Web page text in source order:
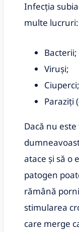
Infecția
multe lucruri:
Bacterii;
Viruși;
Ciuperci;
Paraziți
Dacă nu
atace și să o
patogen
rămână
stimularea
care merge